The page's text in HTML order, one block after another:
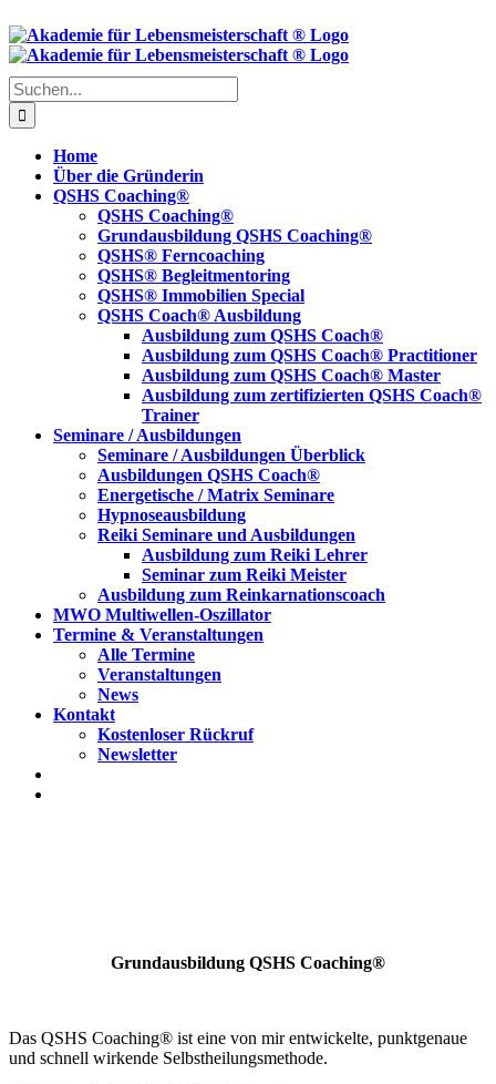
to
content
Suche
nach:
Home
Über die Gründerin
QSHS Coaching®
QSHS Coaching®
Grundausbildung QSHS Coaching®
QSHS® Ferncoaching
QSHS® Begleitmentoring
QSHS® Immobilien Special
QSHS Coach® Ausbildung
Ausbildung zum QSHS Coach®
Ausbildung zum QSHS Coach® Practitioner
Ausbildung zum QSHS Coach® Master
Ausbildung zum zertifizierten QSHS Coach®
Trainer
Seminare / Ausbildungen
Seminare / Ausbildungen Überblick
Ausbildungen QSHS Coach®
Energetische / Matrix Seminare
Hypnoseausbildung
Reiki Seminare und Ausbildungen
Ausbildung zum Reiki Lehrer
Seminar zum Reiki Meister
Ausbildung zum Reinkarnationscoach
MWO Multiwellen-Oszillator
Termine & Veranstaltungen
Alle Termine
Veranstaltungen
News
Kontakt
Kostenloser Rückruf
Newsletter
Grundausbildung QSHS Coaching®
Das QSHS Coaching® ist eine von mir entwickelte, punktgenaue
und schnell wirkende Selbstheilungsmethode.